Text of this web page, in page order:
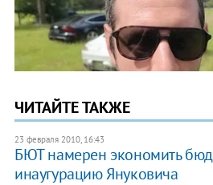
ЧИТАЙТЕ ТАКЖЕ
23 февраля 2010, 16:43
БЮТ намерен экономить
инаугурацию Януковича